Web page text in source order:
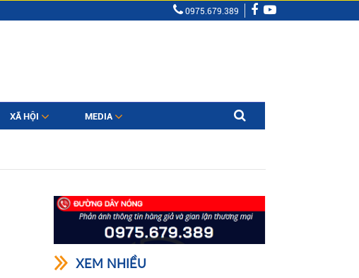
0975.679.389
XÃ HỘI MEDIA
XEM NHIỀU